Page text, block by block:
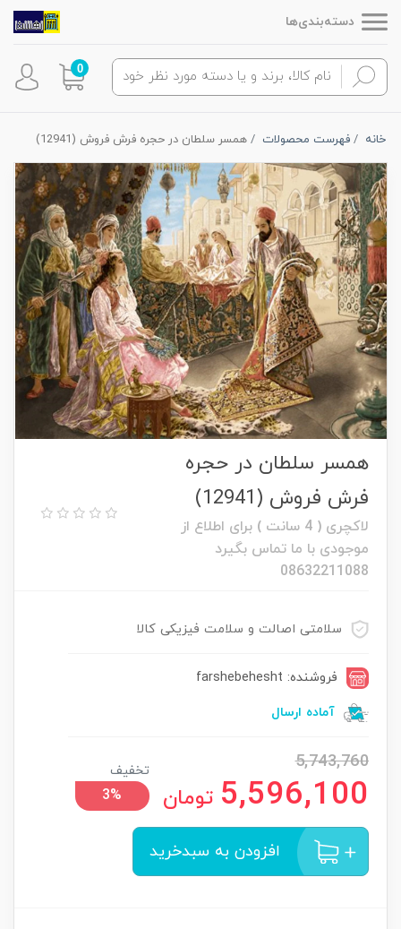
دسته‌بندی‌ها
0
خانه فهرست محصولات همسر سلطان در حجره فرش فروش (12941)
همسر سلطان در حجره
فرش فروش (12941)
لاکچری ( 4 سانت ) برای اطلاع از
موجودی با ما تماس بگیرد
08632211088
سلامتی اصالت و سلامت فیزیکی کالا
فروشنده: farshebehesht
آماده ارسال
5,743,760
5,596,100 تومان
تخفیف
3%
افزودن به سبدخرید